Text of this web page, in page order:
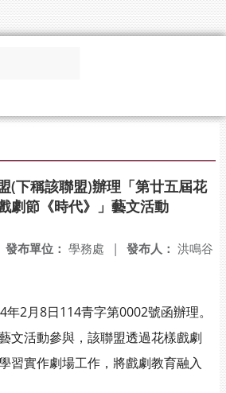
(下稱該聯盟)辦理「第廿五屆花
劇節《時代》」藝文活動
發布人： 洪鳴谷
發布單位： 學務處 |
2月8日114青字第0002號函辦理。
文活動參與，該聯盟透過花樣戲劇
習實作劇場工作，將戲劇教育融入